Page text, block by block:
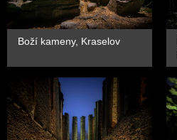
Boží kameny, Kraselov